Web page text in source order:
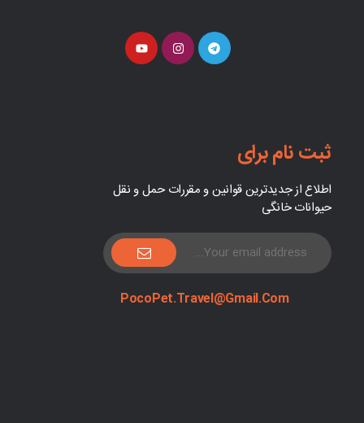
ثبت نام برای
اطلاع از جدیدترین قوانین و مقررات حمل و نقل
حیوانات خانگی
PocoPet.Travel@Gmail.com